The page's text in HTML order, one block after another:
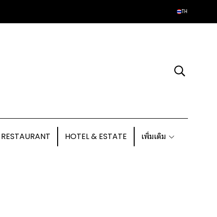
TH
HOTEL & ESTATE เพิ่มเติม